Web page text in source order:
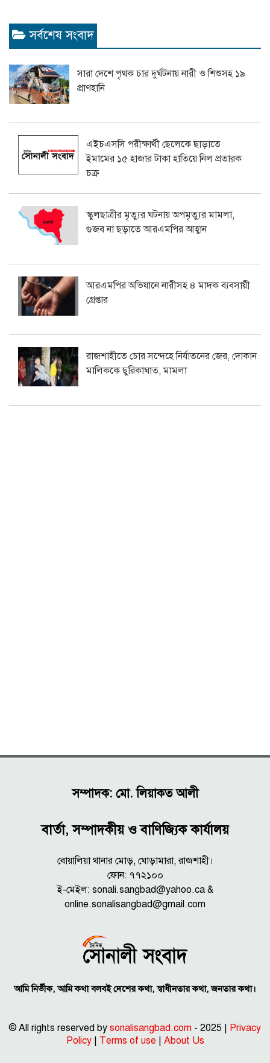
সর্বশেষ সংবাদ
সারা দেশে পৃথক চার দুর্ঘটনায় নারী ও শিশুসহ ১৯
প্রাণহানি
এইচএসসি পরীক্ষার্থী ছেলেকে ছাড়াতে
ইমামের ১৫ হাজার টাকা হাতিয়ে নিল প্রতারক
চক্র
স্কুলছাত্রীর মৃত্যুর ঘটনায় অপমৃত্যুর মামলা,
গুজব না ছড়াতে আরএমপির আহ্বান
আরএমপির অভিযানে নারীসহ ৪ মাদক ব্যবসায়ী
গ্রেপ্তার
রাজশাহীতে চোর সন্দেহে নির্যাতনের জের, দোকান
মালিককে ছুরিকাঘাত, মামলা
সম্পাদক: মো. লিয়াকত আলী
বার্তা, সম্পাদকীয় ও বাণিজ্যিক কার্যালয়
বোয়ালিয়া থানার মোড়, ঘোড়ামারা, রাজশাহী।
ফোন: ৭৭২১০০
ই-মেইল: sonali.sangbad@yahoo.ca &
online.sonalisangbad@gmail.com
আমি নির্ভীক, আমি কথা বলবই দেশের কথা, স্বাধীনতার কথা, জনতার কথা।
© All rights reserved by sonalisangbad.com - 2025 | Privacy
Policy| Terms of use About Us